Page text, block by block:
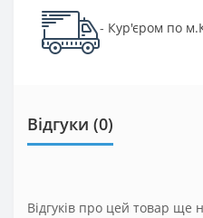
- Кур'єром по
Відгуки (0)
Відгуків про цей товар ще